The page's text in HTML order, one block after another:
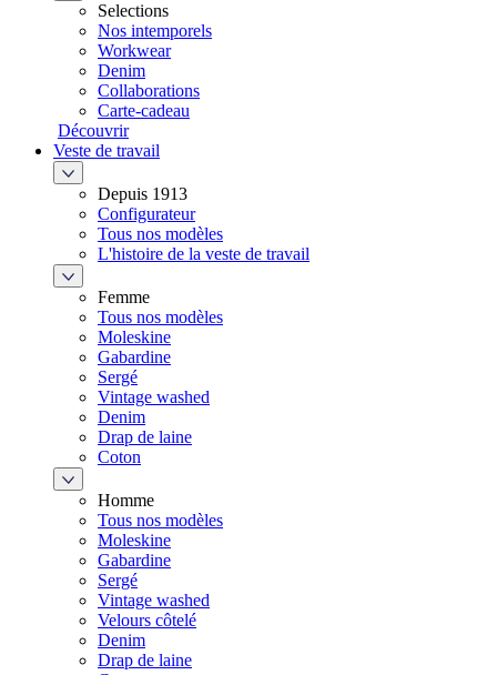
Selections
Nos intemporels
Workwear
Denim
Collaborations
Carte-cadeau
Découvrir
Veste de travail
Depuis 1913
Configurateur
Tous nos modèles
L'histoire de la veste de travail
Femme
Tous nos modèles
Moleskine
Gabardine
Sergé
Vintage washed
Denim
Drap de laine
Coton
Homme
Tous nos modèles
Moleskine
Gabardine
Sergé
Vintage washed
Velours côtelé
Denim
Drap de laine